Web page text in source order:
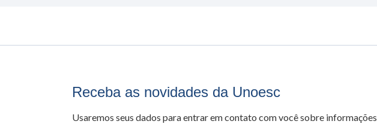
Receba as novidades da Unoesc
Usaremos seus dados para entrar em contato com você sobre informações